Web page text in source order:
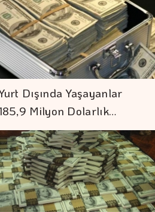
Dışında Yaşayanlar
Milyon Dolarlık…
Koç Holding 1,7
Milyar Dolar
Kombine Yatırım
Yaptı
İstanbul Kruvaziyer
Turizminde 1 Milyon
Yolcu Hedefine
Şekerbank'tan Yılın
İlk Yarısında Yüzde
32 Büyüme
İran İle Umman